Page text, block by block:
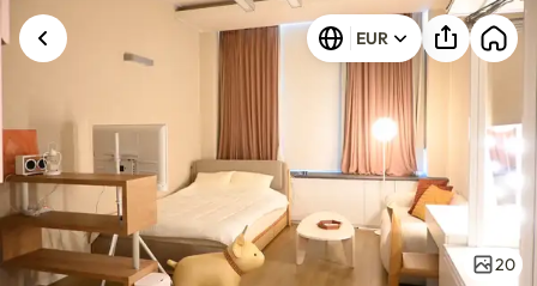
[ARC] Spacious Loft | 2 Beds ·
EUR
20